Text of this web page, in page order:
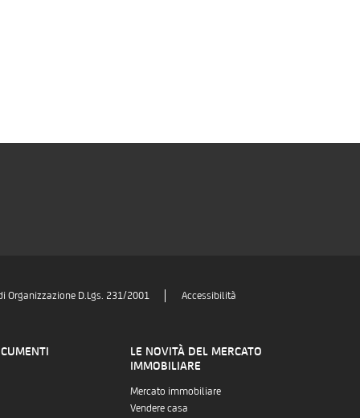
Organizzazione D.Lgs. 231/2001 Accessibilità
LE NOVITÀ DEL MERCATO
IMMOBILIARE
Mercato immobiliare
Vendere casa